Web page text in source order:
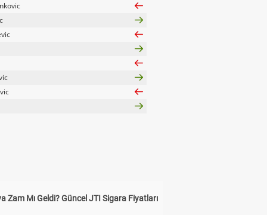
Zam Mı Geldi? Güncel JTI Sigara Fiyatları